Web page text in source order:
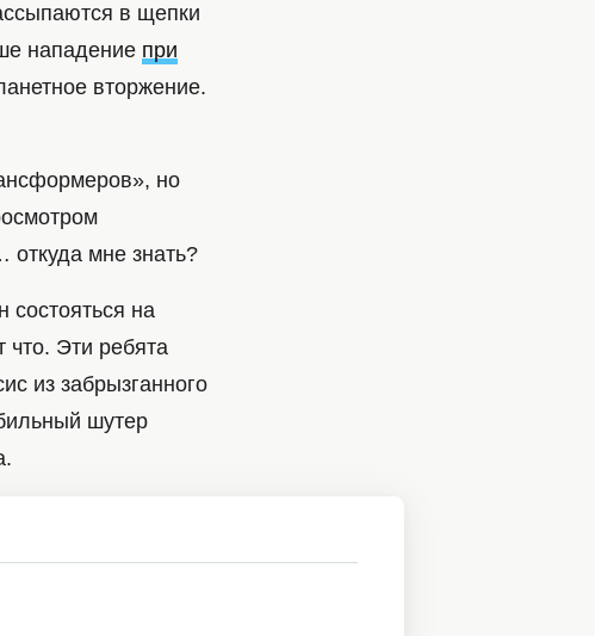
в щепки
нападение при
вторжение.
но
откуда мне знать?
состояться на
что. Эти ребята
из забрызганного
шутер